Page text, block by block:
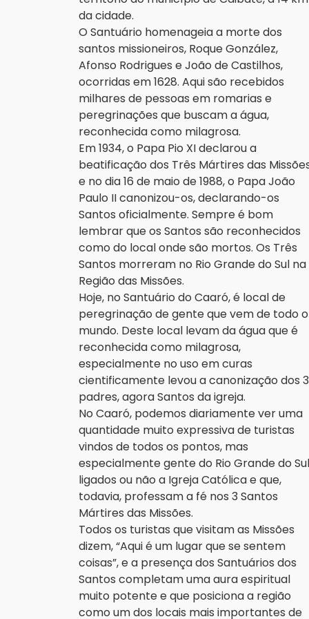
da cidade.
O Santuário homenageia a morte dos
santos missioneiros, Roque González,
Afonso Rodrigues e João de Castilhos,
ocorridas em 1628. Aqui são recebidos
milhares de pessoas em romarias e
peregrinações que buscam a água,
reconhecida como milagrosa.
Em 1934, o Papa Pio XI declarou a
beatificação dos Três Mártires das
e no dia 16 de maio de 1988, o Papa João
Paulo II canonizou-os, declarando-os
Santos oficialmente. Sempre é bom
lembrar que os Santos são reconhecidos
como do local onde são mortos. Os Três
Santos morreram no Rio Grande do Sul na
Região das Missões.
Hoje, no Santuário do Caaró, é local de
peregrinação de gente que vem de todo o
mundo. Deste local levam da água que é
reconhecida como milagrosa,
especialmente no uso em curas
cientificamente levou a canonização dos 3
padres, agora Santos da igreja.
No Caaró, podemos diariamente ver uma
quantidade muito expressiva de turistas
vindos de todos os pontos, mas
especialmente gente do Rio Grande do
ligados ou não a Igreja Católica e que,
todavia, professam a fé nos 3 Santos
Mártires das Missões.
Todos os turistas que visitam as Missões
dizem, “Aqui é um lugar que se sentem
coisas”, e a presença dos Santuários dos
Santos completam uma aura espiritual
muito potente e que posiciona a região
como um dos locais mais importantes de